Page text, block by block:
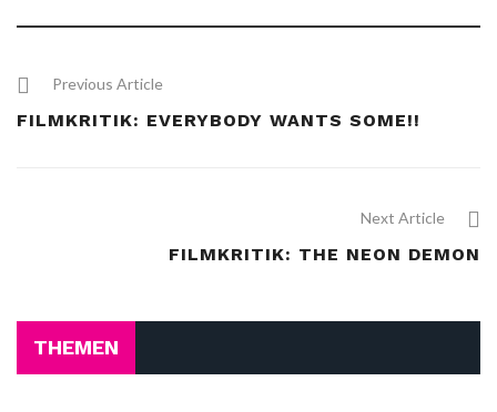
Previous Article
FILMKRITIK: EVERYBODY WANTS SOME!!
Next Article
FILMKRITIK: THE NEON DEMON
THEMEN